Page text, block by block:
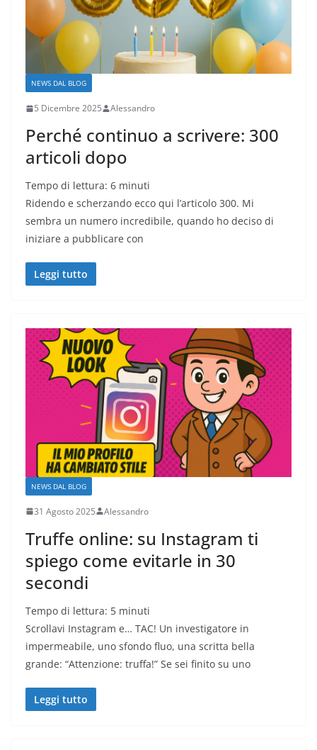
NEWS DAL BLOG
5 Dicembre 2025 Alessandro
Perché continuo a scrivere: 300
articoli dopo
Tempo di lettura: 6 minuti
Ridendo e scherzando ecco qui l’articolo 300. Mi
sembra un numero incredibile, quando ho deciso di
iniziare a pubblicare con
Leggi tutto
NEWS DAL BLOG
31 Agosto 2025 Alessandro
Truffe online: su Instagram ti
spiego come evitarle in 30
secondi
Tempo di lettura: 5 minuti
Scrollavi Instagram e… TAC! Un investigatore in
impermeabile, uno sfondo fluo, una scritta bella
grande: “Attenzione: truffa!” Se sei finito su uno
Leggi tutto